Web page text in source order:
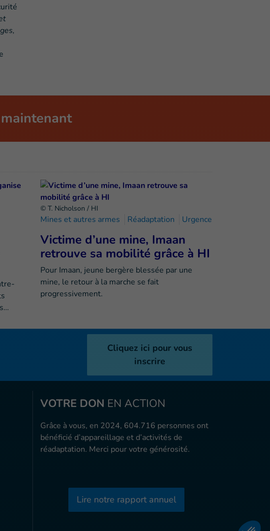
© T. Nicholson / HI
Mines et autres armes Réadaptation Urgence
Victime d’une mine, Imaan
retrouve sa mobilité grâce à HI
Pour Imaan, jeune bergère blessée par une
mine, le retour à la marche se fait
progressivement.
Cliquez ici pour vous
inscrire
VOTRE DON EN ACTION
Grâce à vous, en 2024, 604.716 personnes ont
bénéficié d’appareillage et d’activités de
réadaptation. Merci pour votre générosité.
Lire notre rapport annuel